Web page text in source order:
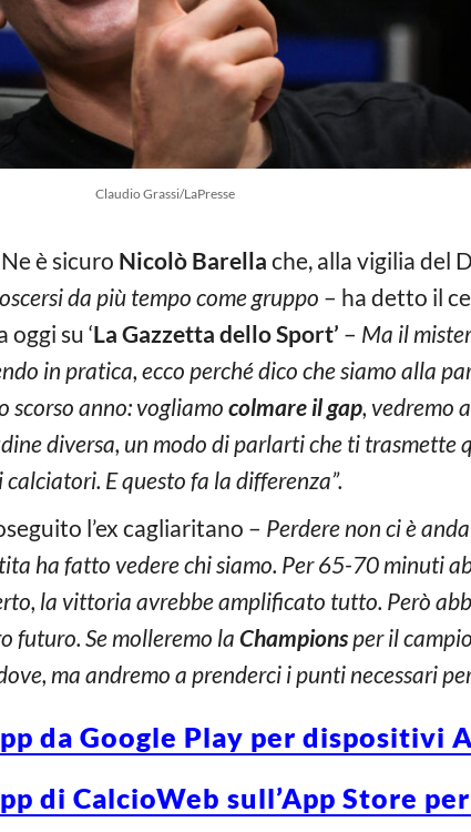
Claudio Grassi/LaPresse
Ne è sicuro Nicolò Barella che, alla vigilia del
da più tempo come gruppo – ha detto il
su ‘La Gazzetta dello Sport’ – Ma il
in pratica, ecco perché dico che siamo alla
anno: vogliamo colmare il gap, vedremo
diversa, un modo di parlarti che ti trasmette
E questo fa la differenza”.
l’ex cagliaritano – Perdere non ci è
ha fatto vedere chi siamo. Per 65-70 minuti
la vittoria avrebbe amplificato tutto. Però
futuro. Se molleremo laChampionsper il
ma andremo a prenderci i punti necessari per
da Google Play per dispositivi
di CalcioWeb sull’App Store